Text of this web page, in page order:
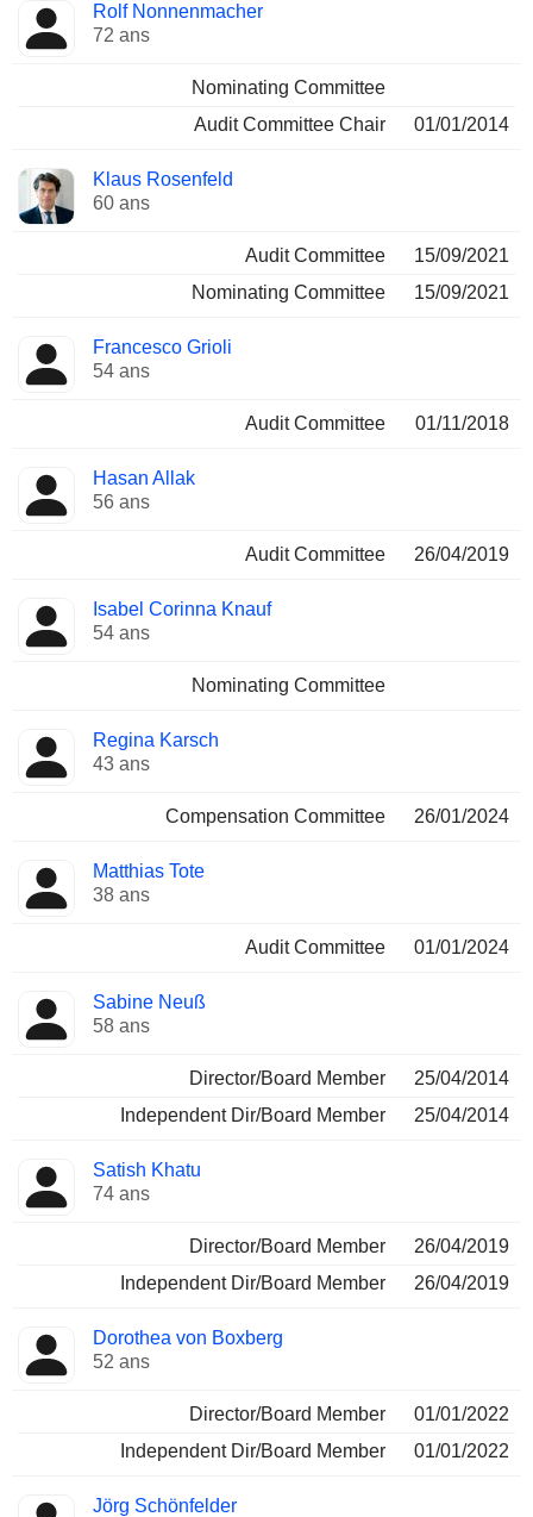
Rolf Nonnenmacher
72 ans
Nominating Committee
Audit Committee Chair
01/01/2014
Klaus Rosenfeld
60 ans
Audit Committee
15/09/2021
Nominating Committee
15/09/2021
Francesco Grioli
54 ans
Audit Committee 01/11/2018
Hasan Allak
56 ans
Audit Committee 26/04/2019
Isabel Corinna Knauf
54 ans
Nominating Committee
Regina Karsch
43 ans
Compensation Committee 26/01/2024
Matthias Tote
38 ans
Audit Committee 01/01/2024
Sabine Neuß
58 ans
Director/Board Member
25/04/2014
Independent Dir/Board Member
25/04/2014
Satish Khatu
74 ans
Director/Board Member
26/04/2019
Independent Dir/Board Member
26/04/2019
Dorothea von Boxberg
52 ans
Director/Board Member
01/01/2022
Independent Dir/Board Member
01/01/2022
Jörg Schönfelder